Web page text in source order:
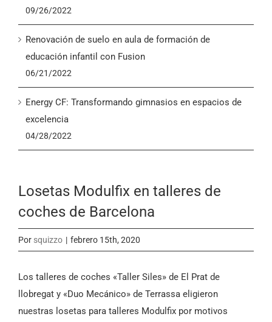
Losetas Modulfix en talleres de
coches de Barcelona
Por squizzo | febrero 15th, 2020
Los talleres de coches «Taller Siles» de El Prat de
llobregat y «Duo Mecánico» de Terrassa eligieron
nuestras losetas para talleres Modulfix por motivos
09/26/2022
Renovación de suelo en aula de formación de
educación infantil con Fusion
06/21/2022
Energy CF: Transformando gimnasios en espacios de
excelencia
04/28/2022